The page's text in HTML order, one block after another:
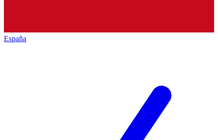
España